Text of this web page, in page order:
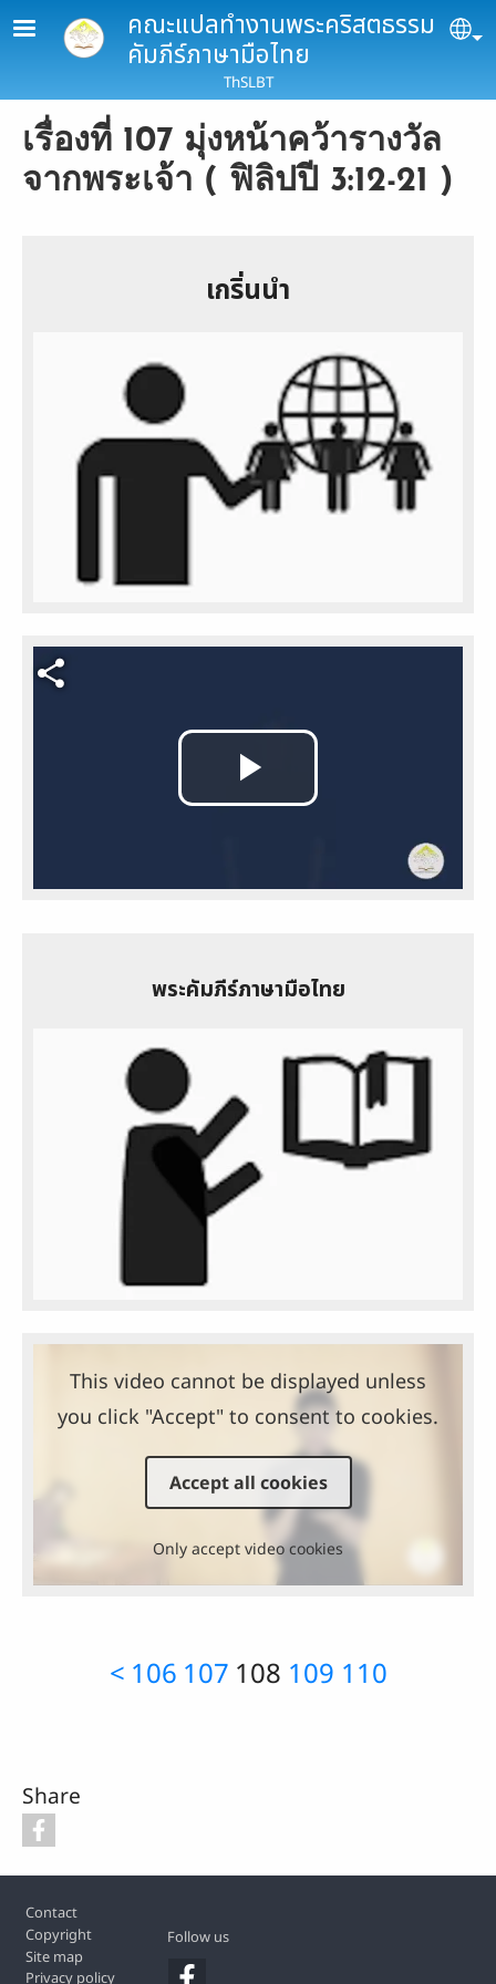
Skip to main contentคณะแปลทำงานพระคริสตธรรม
คัมภีร์ภาษามือไทย
ThSLBT
เรื่องที่ 107 มุ่งหน้าคว้ารางวัล
จากพระเจ้า ( ฟิลิปปี 3:12-21 )
เกริ่นนำ
Video file
Play
Video
พระคัมภีร์ภาษามือไทย
This video cannot be displayed unless
you click "Accept" to consent to cookies.
Accept all cookies
Only accept video cookies
< 106 107 108 109 110
Share
Contact
Copyright
Site map
Privacy policy
Follow us